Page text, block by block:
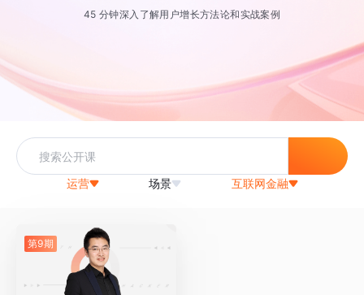
45 分钟深入了解用户增长方法论和实战案例
运营 场景 互联网金融
第9期